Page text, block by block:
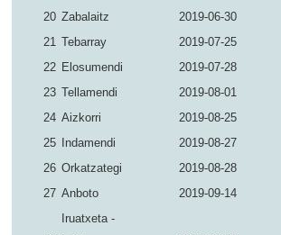
20 Zabalaitz 2019-06-30
21 Tebarray 2019-07-25
22 Elosumendi 2019-07-28
23 Tellamendi 2019-08-01
24 Aizkorri 2019-08-25
25
Indamendi 2019-08-27
26 Orkatzategi 2019-08-28
27 Anboto 2019-09-14
Iruatxeta -